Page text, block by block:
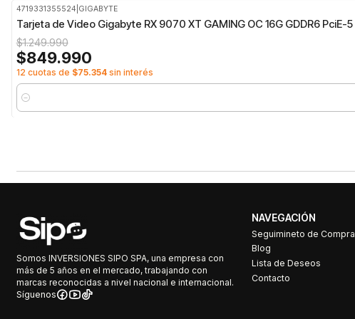
4719331355524 GIGABYTE
Tarjeta de Video Gigabyte RX 9070 XT GAMING OC 16G GDDR6 PciE-5
$1.249.990
$849.990
12 cuotas de $75.354sin interés
Cantidad
Somos INVERSIONES SIPO SPA, una empresa con
más de 5 años en el mercado, trabajando con
marcas reconocidas a nivel nacional e internacional.
Síguenos
NAVEGACIÓN
Seguimineto de Compra
Blog
Lista de Deseos
Contacto